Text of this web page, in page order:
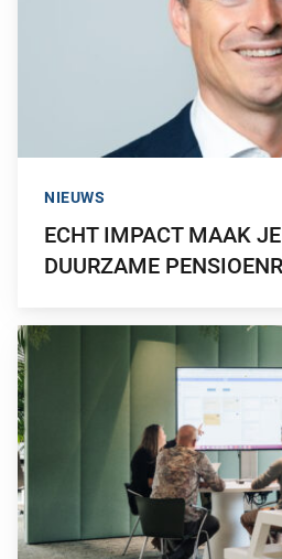
ECHT IMPACT MAAK
DUURZAME
NIEUWS
GA NAAR “BEFRANK MET IT-